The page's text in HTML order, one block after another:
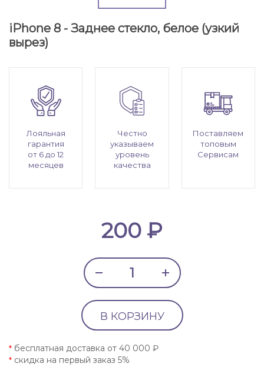
iPhone 8 - Заднее стекло, белое (узкий
вырез)
Лояльная
гарантия
от 6 до 12
месяцев
Честно
указываем
уровень
качества
Поставляем
топовым
Сервисам
200 ₽
В КОРЗИНУ
* бесплатная доставка от 40 000 ₽
* скидка на первый заказ 5%